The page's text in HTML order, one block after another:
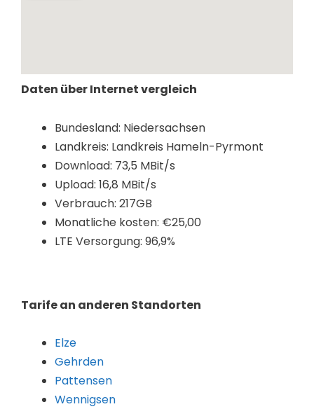
Daten über Internet vergleich
Bundesland: Niedersachsen
Landkreis: Landkreis Hameln-Pyrmont
Download: 73,5 MBit/s
Upload: 16,8 MBit/s
Verbrauch: 217GB
Monatliche kosten: €25,00
LTE Versorgung: 96,9%
Tarife an anderen Standorten
Elze
Gehrden
Pattensen
Wennigsen